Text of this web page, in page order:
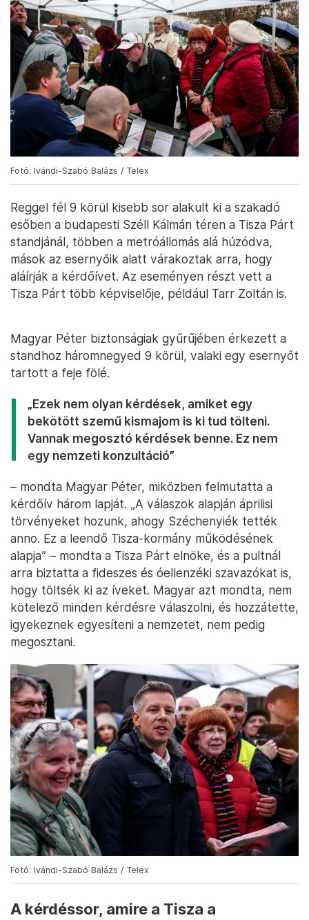
Fotó: Ivándi-Szabó Balázs / Telex
Reggel fél 9 körül kisebb sor alakult ki a szakadó
esőben a budapesti Széll Kálmán téren a Tisza Párt
standjánál, többen a metróállomás alá húzódva,
mások az esernyőik alatt várakoztak arra, hogy
aláírják a kérdőívet. Az eseményen részt vett a
Tisza Párt több képviselője, például Tarr Zoltán is.
Magyar Péter biztonságiak gyűrűjében érkezett a
standhoz háromnegyed 9 körül, valaki egy esernyőt
tartott a feje fölé.
„Ezek nem olyan kérdések, amiket egy
bekötött szemű kismajom is ki tud tölteni.
Vannak megosztó kérdések benne. Ez nem
egy nemzeti konzultáció”
– mondta Magyar Péter, miközben felmutatta a
kérdőív három lapját. „A válaszok alapján áprilisi
törvényeket hozunk, ahogy Széchenyiék tették
anno. Ez a leendő Tisza-kormány működésének
alapja” – mondta a Tisza Párt elnöke, és a pultnál
arra biztatta a fideszes és óellenzéki szavazókat is,
hogy töltsék ki az íveket. Magyar azt mondta, nem
kötelező minden kérdésre válaszolni, és hozzátette,
igyekeznek egyesíteni a nemzetet, nem pedig
megosztani.
Fotó: Ivándi-Szabó Balázs / Telex
A kérdéssor, amire a Tisza a